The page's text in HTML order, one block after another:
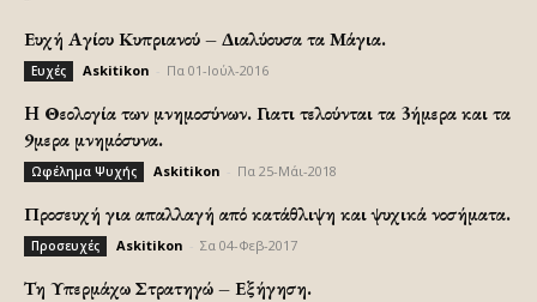
Ευχή Αγίου Κυπριανού – Διαλύουσα τα Μάγια.
Ευχές Askitikon Πα 01-Ιούλ-2016
H Θεολογία των μνημοσύνων. Γιατι τελούνται τα 3ήμερα και τα
9μερα μνημόσυνα.
Ωφέλημα Ψυχής Askitikon Πα 25-Μάι-2018
Προσευχή για απαλλαγή από κατάθλιψη και ψυχικά νοσήματα.
Προσευχές Askitikon Σα 04-Φεβ-2017
Τη Υπερμάχω Στρατηγώ – Εξήγηση.